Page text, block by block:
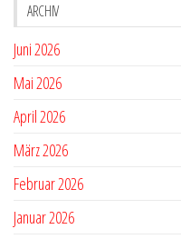
ARCHIV
Juni 2026
Mai 2026
April 2026
März 2026
Februar 2026
Januar 2026